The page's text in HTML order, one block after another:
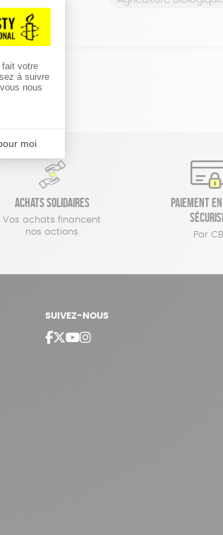
Achats solidaires
Vos achats financent
nos actions
Paiement
Par CB
SUIVEZ-NOUS